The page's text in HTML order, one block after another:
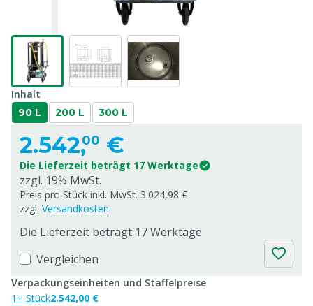
Inhalt
90 L 200 L 300 L
2.542,00 €
Die Lieferzeit beträgt 17 Werktage
zzgl. 19% MwSt.
Preis pro Stück inkl. MwSt. 3.024,98 €
zzgl. Versandkosten
Die Lieferzeit beträgt 17 Werktage
Vergleichen
Verpackungseinheiten und Staffelpreise
1+ Stück2.542,00 €